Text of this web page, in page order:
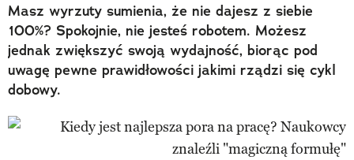
Masz wyrzuty sumienia, że nie dajesz z siebie
100%? Spokojnie, nie jesteś robotem. Możesz
jednak zwiększyć swoją wydajność, biorąc pod
uwagę pewne prawidłowości jakimi rządzi się cykl
dobowy.